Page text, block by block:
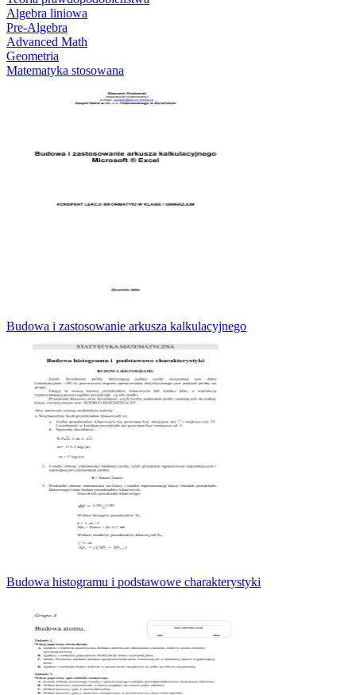
Algebra liniowa
Pre-Algebra
Advanced Math
Geometria
Matematyka stosowana
Budowa i zastosowanie arkusza kalkulacyjnego
Budowa histogramu i podstawowe charakterystyki